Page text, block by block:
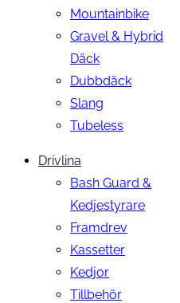
Mountainbike
Gravel & Hybrid
Däck
Dubbdäck
Slang
Tubeless
Drivlina
Bash Guard &
Kedjestyrare
Framdrev
Kassetter
Kedjor
Tillbehör